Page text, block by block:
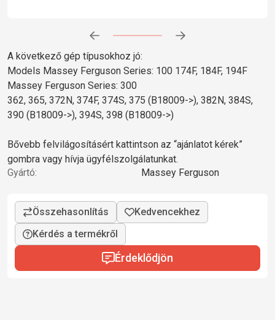
A következő gép típusokhoz jó:
Models Massey Ferguson Series: 100 174F, 184F, 194F
Massey Ferguson Series: 300
362, 365, 372N, 374F, 374S, 375 (B18009->), 382N, 384S,
390 (B18009->), 394S, 398 (B18009->)
Bővebb felvilágosításért kattintson az “ajánlatot kérek”
gombra vagy hívja ügyfélszolgálatunkat.
Gyártó:
Massey Ferguson
Kérdés a termékről
Érdeklődjön